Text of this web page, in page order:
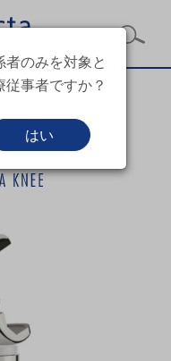
のみを対象と
事者ですか？
はい